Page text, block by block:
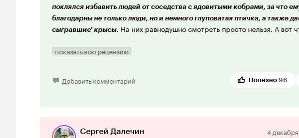
поклялся избавить людей от соседства с ядовитыми кобрами, за что
благодарны не только люди, но и немного глуповатая птичка, а также
сыгравшие' крысы. На них равнодушно смотреть просто нельзя. А вот
Тави - ну прямо крупный план даровитого актёра.
узнают голосКлары Румяновой
, или хотя бы вспомнят, что слышали
незамеченным. Очень хорошо потрудилась
показать всю рецензию
Добавить комментарий Полезно 96
Сергей Далечин
4